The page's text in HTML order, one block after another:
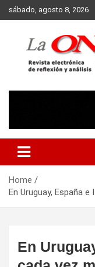
Skip
to
sábado, agosto 8, 2026
Home
En Uruguay, España
En